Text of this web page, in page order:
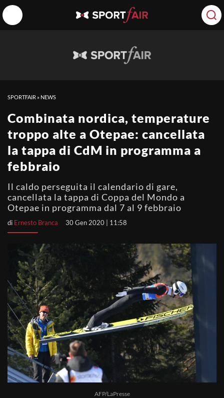
SPORTFAIR » NEWS
Combinata nordica, temperature
troppo alte a Otepae: cancellata
la tappa di CdM in programma a
febbraio
Il caldo perseguita il calendario di gare,
cancellata la tappa di Coppa del Mondo a
Otepae in programma dal 7 al 9 febbraio
di Ernesto Branca 30 Gen 2020 | 11:58
AFP/LaPresse